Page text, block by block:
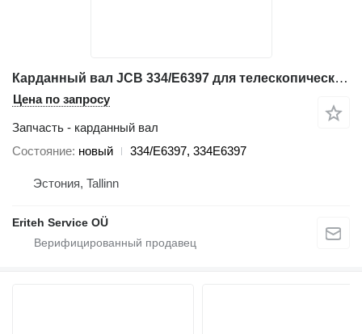
Карданный вал JCB 334/E6397 для телескопического погрузчика JCB 541-70
Цена по запросу
Запчасть - карданный вал
Состояние новый 334/E6397, 334E6397
Эстония, Tallinn
Eriteh Service OÜ